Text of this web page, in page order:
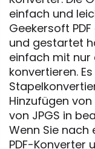
einfach und
Geekersoft
und gestartet
einfach mit nur
konvertieren.
Hinzufügen von
von JPGS in
Wenn Sie
PDF-Konverter